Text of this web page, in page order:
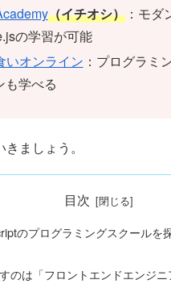
（イチオシ）：モダ
の学習が可能
いオンライン ：プログラミ
も学べる
ましょう。
目次
のプログラミングスクールを
のは「フロントエンドエンジ